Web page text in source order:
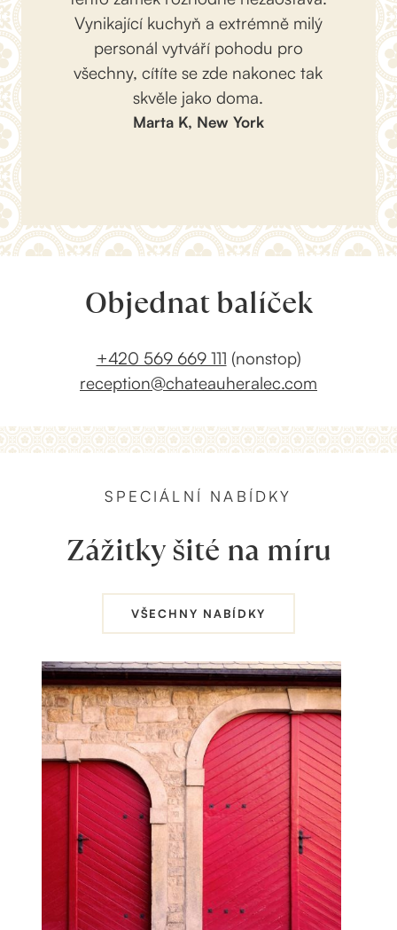
Vynikající kuchyň a extrémně milý
personál vytváří pohodu pro
všechny, cítíte se zde nakonec tak
skvěle jako doma.
Marta K, New York
Objednat balíček
+420 569 669 111 (nonstop)
reception@chateauheralec.com
SPECIÁLNÍ NABÍDKY
Zážitky šité na míru
VŠECHNY NABÍDKY